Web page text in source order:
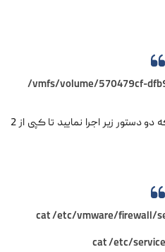
/vmfs/volume/570479cf-
پس از یادداشت آدرس، لازم است که دو دستور زیر اجرا نمایید تا کپی از 2
cat /etc/vmware/firewall/
cat /etc/